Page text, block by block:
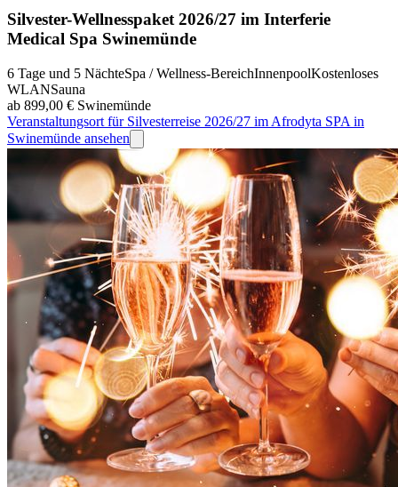
Silvester-Wellnesspaket 2026/27 im Interferie
Medical Spa Swinemünde
6 Tage und 5 NächteSpa / Wellness-BereichInnenpoolKostenloses
WLANSauna
ab 899,00 € Swinemünde
Veranstaltungsort für Silvesterreise 2026/27 im Afrodyta SPA in
Swinemünde ansehen